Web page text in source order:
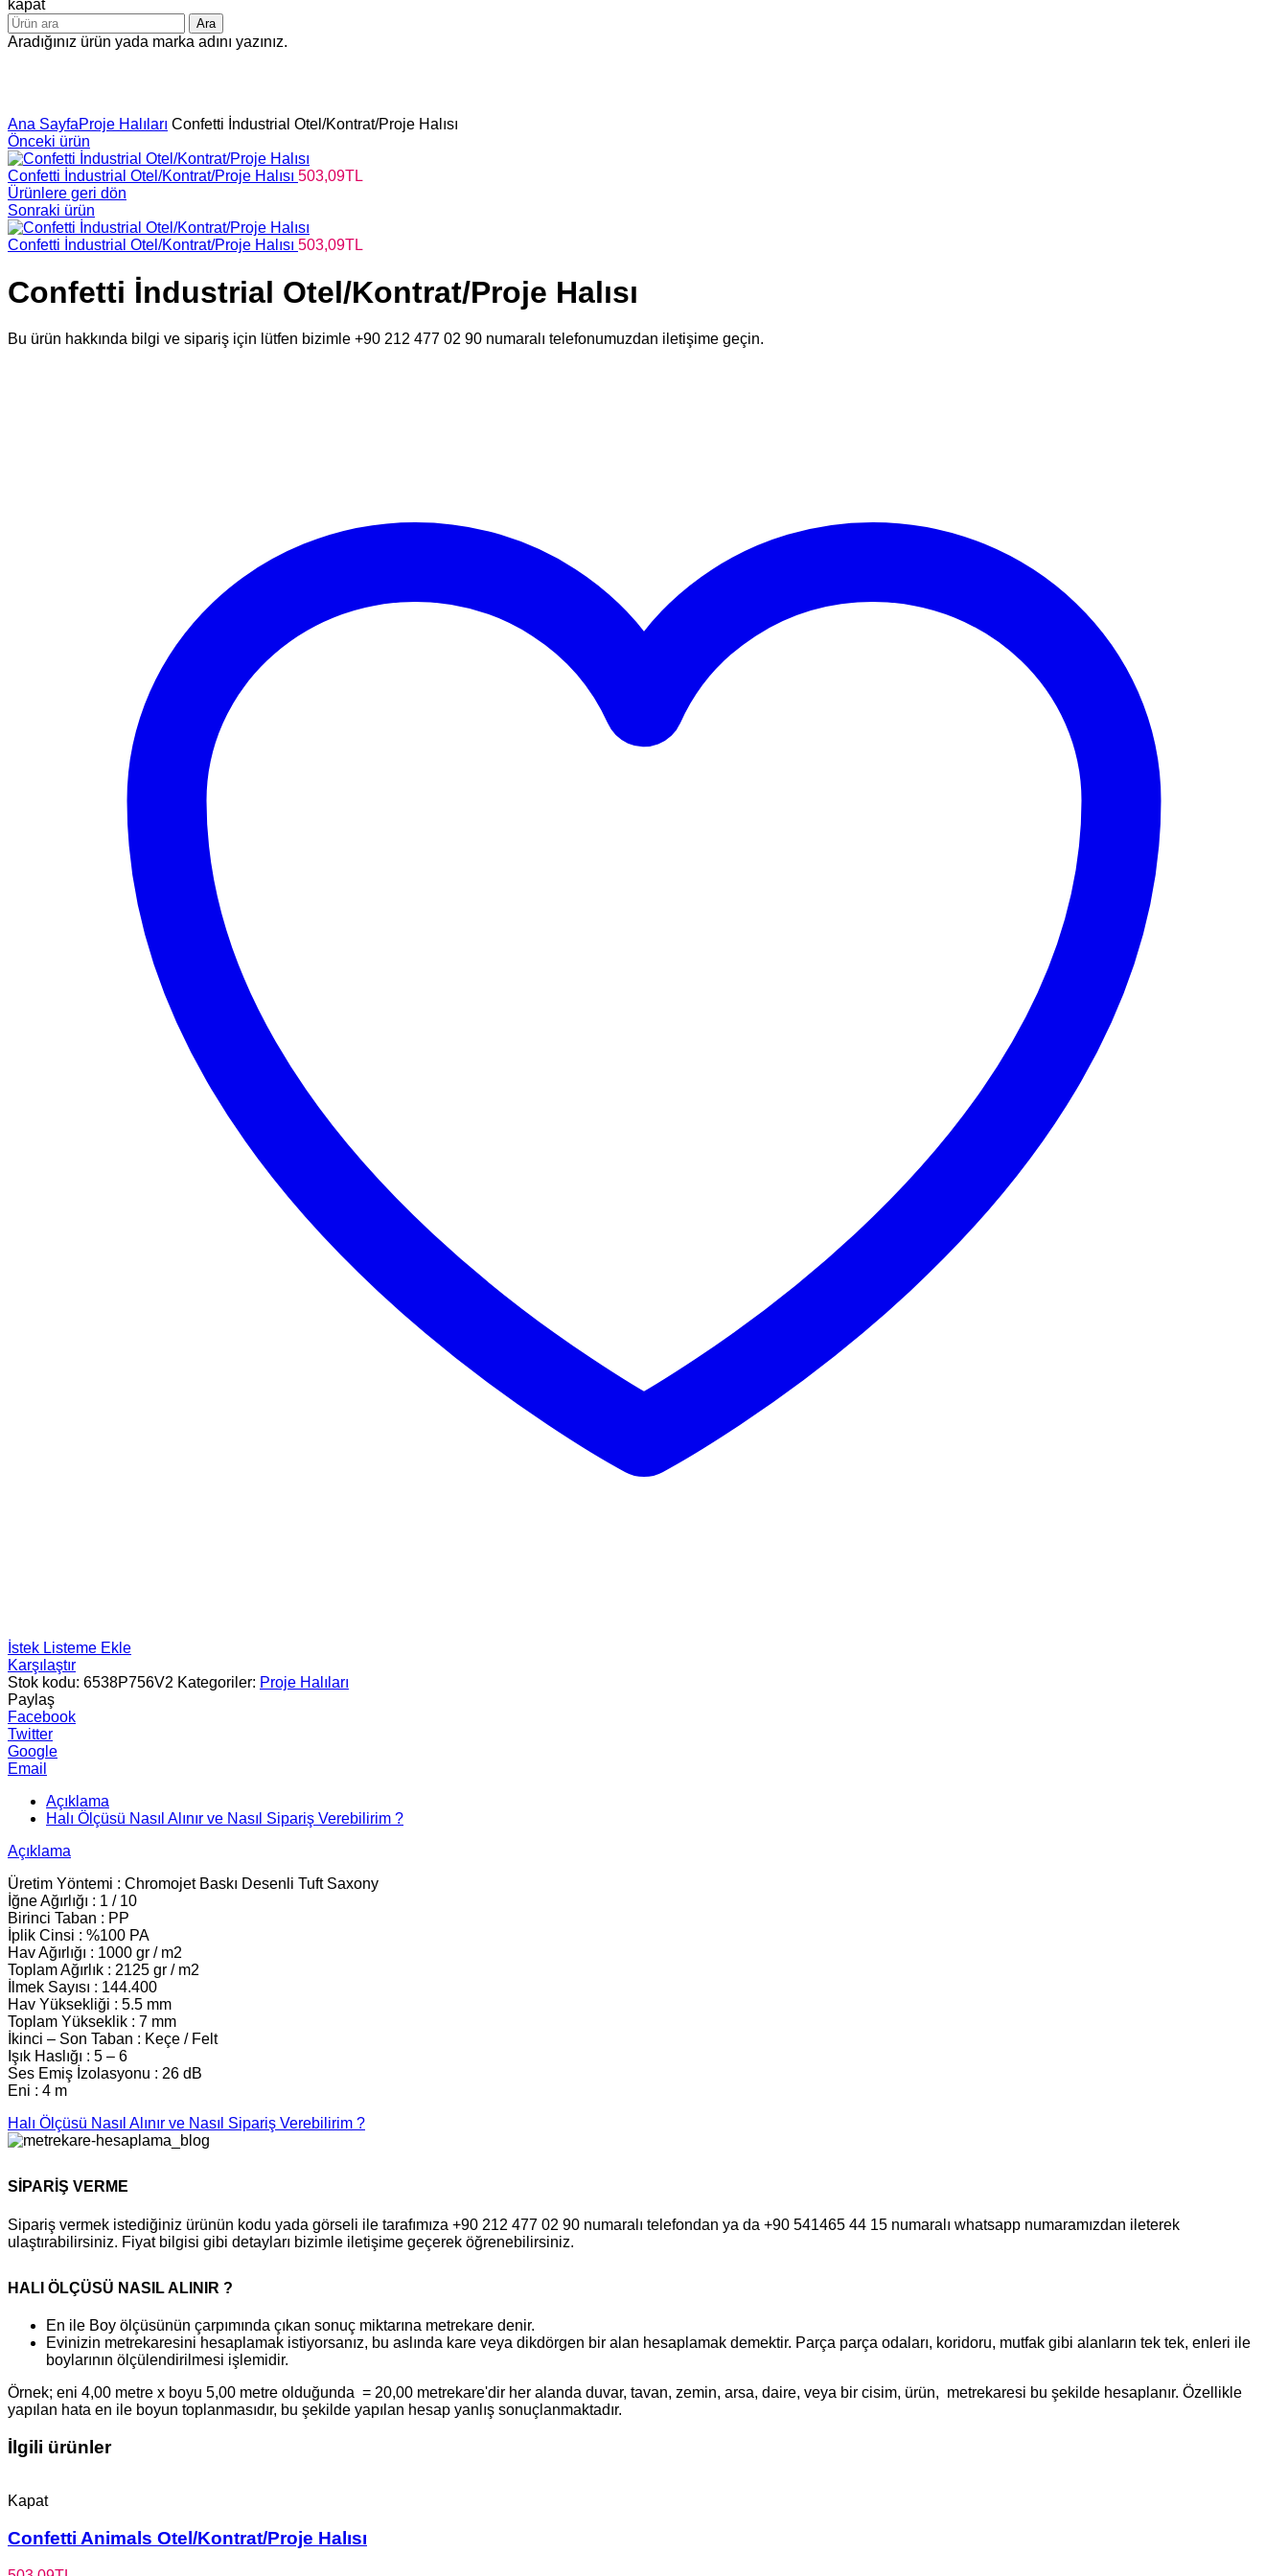
kapat
Ara
Aradığınız ürün yada marka adını yazınız.
Ana SayfaProje Halıları Confetti İndustrial Otel/Kontrat/Proje Halısı
Önceki ürün
Confetti İndustrial Otel/Kontrat/Proje Halısı 503,09TL
Ürünlere geri dön
Sonraki ürün
Confetti İndustrial Otel/Kontrat/Proje Halısı 503,09TL
Confetti İndustrial Otel/Kontrat/Proje Halısı
Bu ürün hakkında bilgi ve sipariş için lütfen bizimle +90 212 477 02 90 numaralı telefonumuzdan iletişime geçin.
İstek Listeme Ekle
Karşılaştır
Stok kodu: 6538P756V2 Kategoriler: Proje Halıları
Paylaş
Facebook
Twitter
Google
Email
Açıklama
Halı Ölçüsü Nasıl Alınır ve Nasıl Sipariş Verebilirim ?
Açıklama
Üretim Yöntemi : Chromojet Baskı Desenli Tuft Saxony
İğne Ağırlığı : 1 / 10
Birinci Taban : PP
İplik Cinsi : %100 PA
Hav Ağırlığı : 1000 gr / m2
Toplam Ağırlık : 2125 gr / m2
İlmek Sayısı : 144.400
Hav Yüksekliği : 5.5 mm
Toplam Yükseklik : 7 mm
İkinci – Son Taban : Keçe / Felt
Işık Haslığı : 5 – 6
Ses Emiş İzolasyonu : 26 dB
Eni : 4 m
Halı Ölçüsü Nasıl Alınır ve Nasıl Sipariş Verebilirim ?
SİPARİŞ VERME
Sipariş vermek istediğiniz ürünün kodu yada görseli ile tarafımıza +90 212 477 02 90 numaralı telefondan ya da +90 541465 44 15 numaralı whatsapp numaramızdan ileterek
ulaştırabilirsiniz. Fiyat bilgisi gibi detayları bizimle iletişime geçerek öğrenebilirsiniz.
HALI ÖLÇÜSÜ NASIL ALINIR ?
En ile Boy ölçüsünün çarpımında çıkan sonuç miktarına metrekare denir.
Evinizin metrekaresini hesaplamak istiyorsanız, bu aslında kare veya dikdörgen bir alan hesaplamak demektir. Parça parça odaları, koridoru, mutfak gibi alanların tek tek, enleri ile
boylarının ölçülendirilmesi işlemidir.
Örnek; eni 4,00 metre x boyu 5,00 metre olduğunda = 20,00 metrekare'dir her alanda duvar, tavan, zemin, arsa, daire, veya bir cisim, ürün, metrekaresi bu şekilde hesaplanır. Özellikle
yapılan hata en ile boyun toplanmasıdır, bu şekilde yapılan hesap yanlış sonuçlanmaktadır.
İlgili ürünler
Kapat
Confetti Animals Otel/Kontrat/Proje Halısı